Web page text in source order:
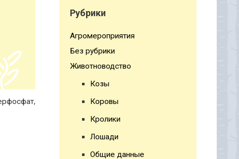
Рубрики
Агромероприятия
Без рубрики
Животноводство
Козы
Коровы
Кролики
Лошади
Общие данные